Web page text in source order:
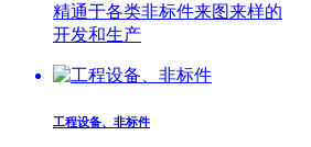
精通于各类非标件来图来样的
开发和生产
工程设备、非标件